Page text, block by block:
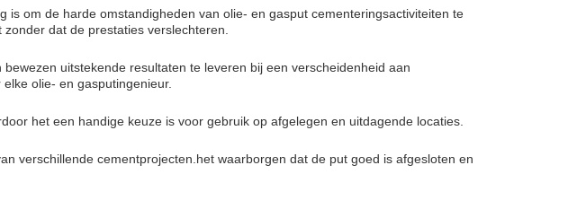
om de harde omstandigheden van olie- en gasput cementeringsactiviteiten te
dat de prestaties verslechteren.
uitstekende resultaten te leveren bij een verscheidenheid aan
olie- en gasputingenieur.
het een handige keuze is voor gebruik op afgelegen en uitdagende locaties.
verschillende cementprojecten.het waarborgen dat de put goed is afgesloten en